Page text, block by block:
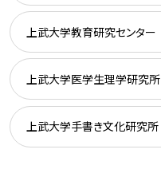
上武大学教育研究センター
上武大学医学生理学研究所
上武大学手書き文化研究所